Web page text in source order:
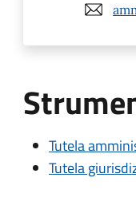
Tutela
Tutela